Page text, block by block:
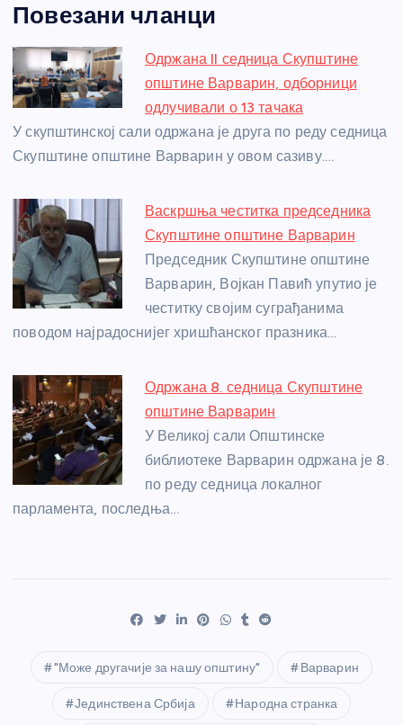
c
e
b
o
o
k
ss
e
n
g
er
itt
er
er at
s
A
p
p
a
g
e
e
st
e
Повезани чланци
Одржана II седница Скупштине
општине Варварин, одборници
одлучивали о 13 тачака
У скупштинској сали одржана је друга по реду седница
Скупштине општине Варварин у овом сазиву.…
Васкршња честитка председника
Скупштине општине Варварин
Председник Скупштине општине
Варварин, Војкан Павић упутио је
честитку својим суграђанима
поводом најрадоснијег хришћанског празника…
Одржана 8. седница Скупштине
општине Варварин
У Великој сали Општинске
библиотеке Варварин одржана је 8.
по реду седница локалног
парламента, последња…
"Може другачије за нашу општину" Варварин
Јединствена Србија Народна странка